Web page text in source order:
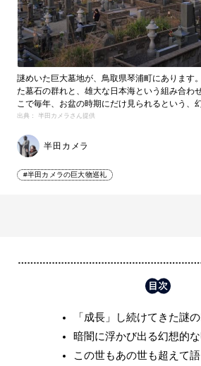
謎めいた巨大墓地が、鳥取県琴浦町にあります
た墓石の群れと、雄大な日本海という組み合わ
こで毎年、お盆の時期にだけ見られるという、
出典： 半田カメラさん提供
半田カメラ
#半田カメラの巨大物巡礼
「成長」し続けてきた謎
暗闇に浮かび出る幻想的
この世もあの世も超えて